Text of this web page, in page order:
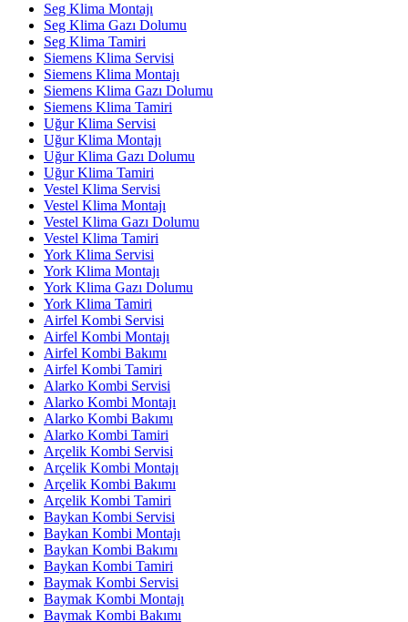
Seg Klima Montajı
Seg Klima Gazı Dolumu
Seg Klima Tamiri
Siemens Klima Servisi
Siemens Klima Montajı
Siemens Klima Gazı Dolumu
Siemens Klima Tamiri
Uğur Klima Servisi
Uğur Klima Montajı
Uğur Klima Gazı Dolumu
Uğur Klima Tamiri
Vestel Klima Servisi
Vestel Klima Montajı
Vestel Klima Gazı Dolumu
Vestel Klima Tamiri
York Klima Servisi
York Klima Montajı
York Klima Gazı Dolumu
York Klima Tamiri
Airfel Kombi Servisi
Airfel Kombi Montajı
Airfel Kombi Bakımı
Airfel Kombi Tamiri
Alarko Kombi Servisi
Alarko Kombi Montajı
Alarko Kombi Bakımı
Alarko Kombi Tamiri
Arçelik Kombi Servisi
Arçelik Kombi Montajı
Arçelik Kombi Bakımı
Arçelik Kombi Tamiri
Baykan Kombi Servisi
Baykan Kombi Montajı
Baykan Kombi Bakımı
Baykan Kombi Tamiri
Baymak Kombi Servisi
Baymak Kombi Montajı
Baymak Kombi Bakımı